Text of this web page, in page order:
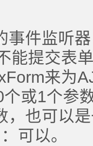
事件监听
能提交表
来为
或1个参
，也可以
可以。